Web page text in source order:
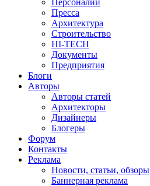
Персоналии
Пресса
Архитектура
Строительство
HI-TECH
Документы
Предприятия
Блоги
Авторы
Авторы статей
Архитекторы
Дизайнеры
Блогеры
Форум
Контакты
Реклама
Новости, статьи, обзоры
Баннерная реклама